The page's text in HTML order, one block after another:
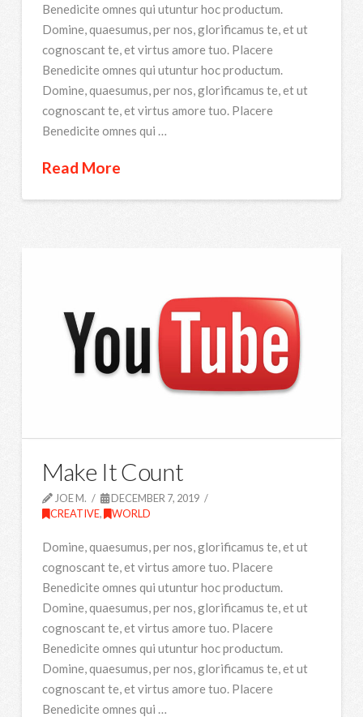
Benedicite omnes qui utuntur hoc productum.
Domine, quaesumus, per nos, glorificamus te, et ut
cognoscant te, et virtus amore tuo. Placere
Benedicite omnes qui utuntur hoc productum.
Domine, quaesumus, per nos, glorificamus te, et ut
cognoscant te, et virtus amore tuo. Placere
Benedicite omnes qui …
Read More
Make It Count
JOE M.
DECEMBER 7, 2019
CREATIVE, WORLD
Domine, quaesumus, per nos, glorificamus te, et ut
cognoscant te, et virtus amore tuo. Placere
Benedicite omnes qui utuntur hoc productum.
Domine, quaesumus, per nos, glorificamus te, et ut
cognoscant te, et virtus amore tuo. Placere
Benedicite omnes qui utuntur hoc productum.
Domine, quaesumus, per nos, glorificamus te, et ut
cognoscant te, et virtus amore tuo. Placere
Benedicite omnes qui …